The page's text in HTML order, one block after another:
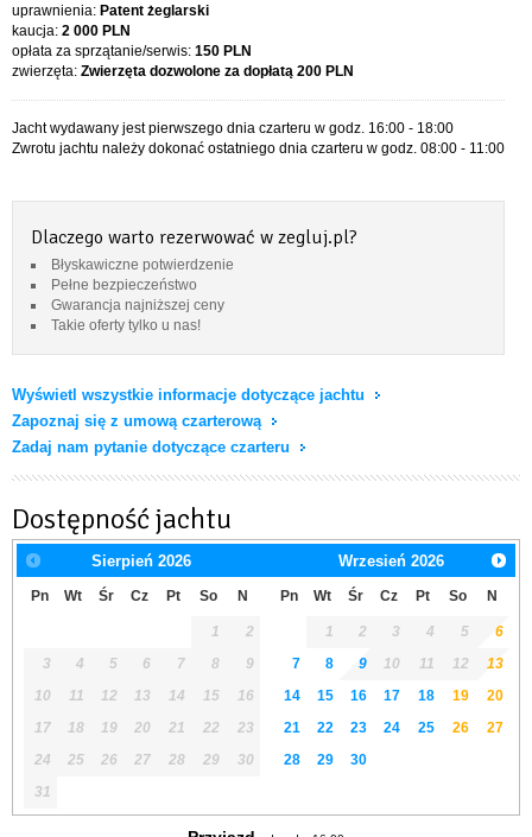
uprawnienia: Patent żeglarski
kaucja: 2 000 PLN
opłata za sprzątanie/serwis: 150 PLN
zwierzęta: Zwierzęta dozwolone za dopłatą 200 PLN
Jacht wydawany jest pierwszego dnia czarteru w godz. 16:00 - 18:00
Zwrotu jachtu należy dokonać ostatniego dnia czarteru w godz. 08:00 - 11:00
Dlaczego warto rezerwować w zegluj.pl?
Błyskawiczne potwierdzenie
Pełne bezpieczeństwo
Gwarancja najniższej ceny
Takie oferty tylko u nas!
Wyświetl wszystkie informacje dotyczące jachtu
Zapoznaj się z umową czarterową
Zadaj nam pytanie dotyczące czarteru
Dostępność jachtu
Sierpień 2026
Pn Wt Śr Cz Pt So N
1
2
3
4 5 6 7 8
9
10
11 12 13 14 15
16
17
18 19 20 21 22
23
24
25 26 27 28 29
30
31
Wrzesień 2026
Pn Wt Śr Cz Pt So N
1 2 3 4 5
6
7
8 9 10 11 12
13
14
15 16 17 18 19
20
21
22 23 24 25 26
27
28
29 30